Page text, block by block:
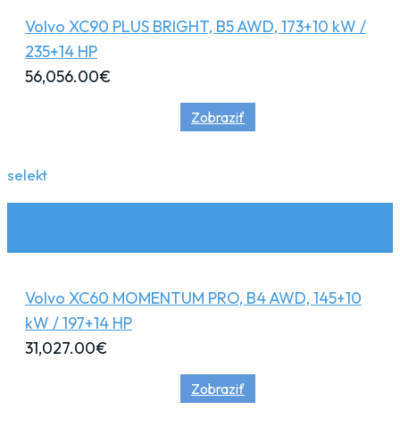
Volvo XC90 PLUS BRIGHT, B5 AWD, 173+10 kW /
235+14 HP
56,056.00€
Zobraziť
selekt
Volvo XC60 MOMENTUM PRO, B4 AWD, 145+10
kW / 197+14 HP
31,027.00€
Zobraziť